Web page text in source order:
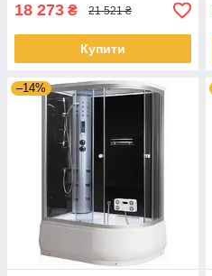
18 273 ₴ 21 521 ₴
Купити
–14%